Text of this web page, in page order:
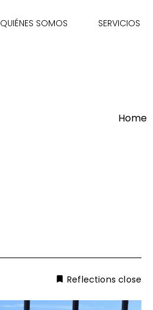
QUIÉNES SOMOS SERVICIOS
Home
Reflections close